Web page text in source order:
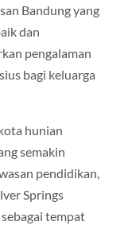
Bandung yang
dan
pengalaman
bagi keluarga
hunian
semakin
pendidikan,
Springs
tempat